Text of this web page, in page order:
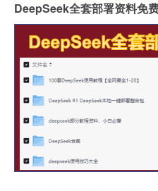
DeepSeek全套部署资料免